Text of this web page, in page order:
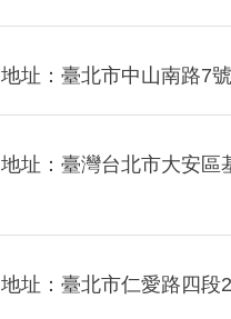
地址：臺北市中山南路7號
地址：臺灣台北市大安區
地址：臺北市仁愛路四段